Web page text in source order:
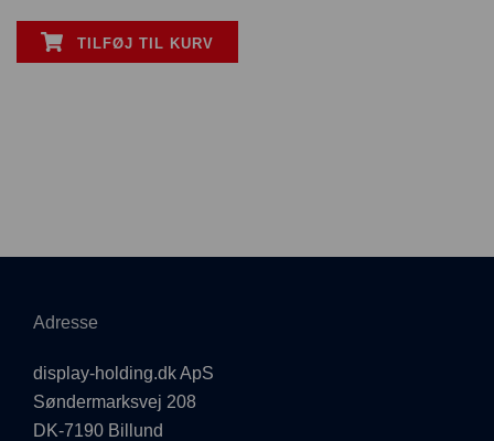
TILFØJ TIL KURV
Adresse
display-holding.dk ApS
Søndermarksvej 208
DK-7190 Billund